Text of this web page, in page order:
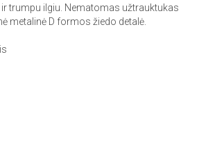
trumpu ilgiu. Nematomas užtrauktukas
metalinė D formos žiedo detalė.